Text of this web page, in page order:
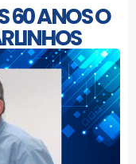
60 ANOS O